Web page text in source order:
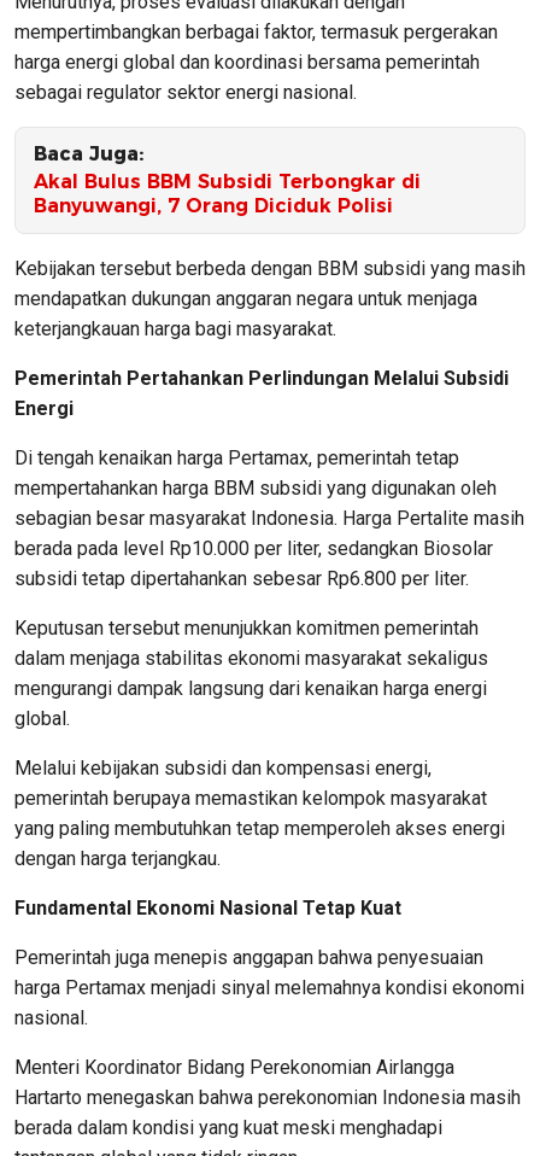
mempertimbangkan berbagai faktor, termasuk pergerakan
harga energi global dan koordinasi bersama pemerintah
sebagai regulator sektor energi nasional.
Baca Juga:
Akal Bulus BBM Subsidi Terbongkar di
Banyuwangi, 7 Orang Diciduk Polisi
Kebijakan tersebut berbeda dengan BBM subsidi yang masih
mendapatkan dukungan anggaran negara untuk menjaga
keterjangkauan harga bagi masyarakat.
Pemerintah Pertahankan Perlindungan Melalui Subsidi
Energi
Di tengah kenaikan harga Pertamax, pemerintah tetap
mempertahankan harga BBM subsidi yang digunakan oleh
sebagian besar masyarakat Indonesia. Harga Pertalite masih
berada pada level Rp10.000 per liter, sedangkan Biosolar
subsidi tetap dipertahankan sebesar Rp6.800 per liter.
Keputusan tersebut menunjukkan komitmen pemerintah
dalam menjaga stabilitas ekonomi masyarakat sekaligus
mengurangi dampak langsung dari kenaikan harga energi
global.
Melalui kebijakan subsidi dan kompensasi energi,
pemerintah berupaya memastikan kelompok masyarakat
yang paling membutuhkan tetap memperoleh akses energi
dengan harga terjangkau.
Fundamental Ekonomi Nasional Tetap Kuat
Pemerintah juga menepis anggapan bahwa penyesuaian
harga Pertamax menjadi sinyal melemahnya kondisi ekonomi
nasional.
Menteri Koordinator Bidang Perekonomian Airlangga
Hartarto menegaskan bahwa perekonomian Indonesia masih
berada dalam kondisi yang kuat meski menghadapi